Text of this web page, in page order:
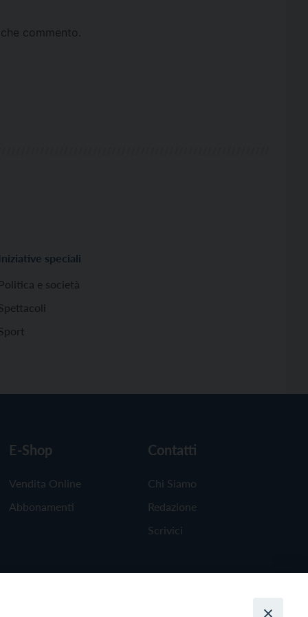
commento.
Iniziative speciali
Politica e società
E-Shop
Vendita Online
Abbonamenti
Contatti
Chi Siamo
Redazione
Scrivici